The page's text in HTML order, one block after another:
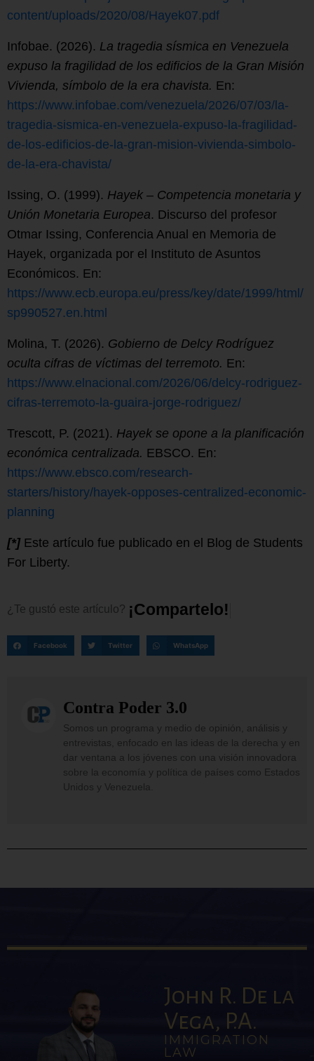
content/uploads/2020/08/Hayek07.pdf
Infobae. (2026). La tragedia sísmica en Venezuela
expuso la fragilidad de los edificios de la Gran Misión
Vivienda, símbolo de la era chavista. En:
https://www.infobae.com/venezuela/2026/07/03/la-
tragedia-sismica-en-venezuela-expuso-la-fragilidad-
de-los-edificios-de-la-gran-mision-vivienda-simbolo-
de-la-era-chavista/
Issing, O. (1999). Hayek – Competencia monetaria y
Unión Monetaria Europea. Discurso del profesor
Otmar Issing, Conferencia Anual en Memoria de
Hayek, organizada por el Instituto de Asuntos
Económicos. En:
https://www.ecb.europa.eu/press/key/date/1999/html/
sp990527.en.html
Molina, T. (2026). Gobierno de Delcy Rodríguez
oculta cifras de víctimas del terremoto. En:
https://www.elnacional.com/2026/06/delcy-rodriguez-
cifras-terremoto-la-guaira-jorge-rodriguez/
Trescott, P. (2021). Hayek se opone a la planificación
económica centralizada. EBSCO. En:
https://www.ebsco.com/research-
starters/history/hayek-opposes-centralized-economic-
planning
[*] Este artículo fue publicado en el Blog de Students
For Liberty.
¿Te gustó este artículo? ¡Comparte o!
Facebook Twitter WhatsApp
Contra Poder 3.0
Somos un programa y medio de opinión, análisis y
entrevistas, enfocado en las ideas de la derecha y en
dar ventana a los jóvenes con una visión innovadora
sobre la economía y política de países como Estados
Unidos y Venezuela.
John R. De la
Vega, P.A.
IMMIGRATION
LAW